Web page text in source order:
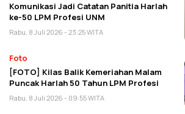
Komunikasi Jadi Catatan Panitia Harlah
ke-50 LPM Profesi UNM
Rabu, 8 Juli 2026 - 23:25 WITA
Foto
[FOTO] Kilas Balik Kemeriahan Malam
Puncak Harlah 50 Tahun LPM Profesi
Rabu, 8 Juli 2026 - 09:55 WITA